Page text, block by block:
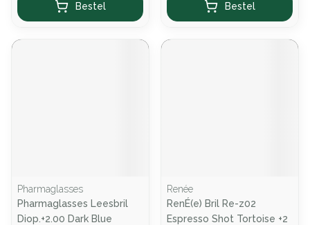
Bestel Bestel
Pharmaglasses
Pharmaglasses Leesbril
Diop.+2.00 Dark Blue
Renée
RenÉ(e) Bril Re-z02
Espresso Shot Tortoise +2